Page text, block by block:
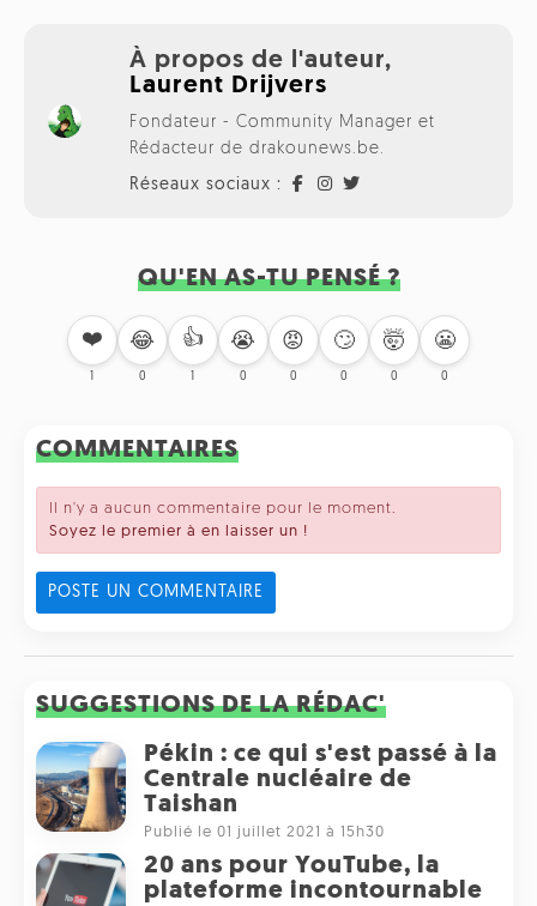
À propos de l'auteur,
Laurent Drijvers
Fondateur - Community Manager et
Rédacteur de drakounews.be.
Réseaux sociaux :
QU'EN AS-TU PENSÉ ?
❤️
1
😂
0
👍
1
😭
0
😡
0
🙄
0
🤯
0
😬
0
COMMENTAIRES
Il n'y a aucun commentaire pour le moment.
Soyez le premier à en laisser un !
POSTE UN COMMENTAIRE
SUGGESTIONS DE LA RÉDAC'
Pékin : ce qui s'est passé à la
Centrale nucléaire de
Taishan
Publié le 01 juillet 2021 à 15h30
20 ans pour YouTube, la
plateforme incontournable